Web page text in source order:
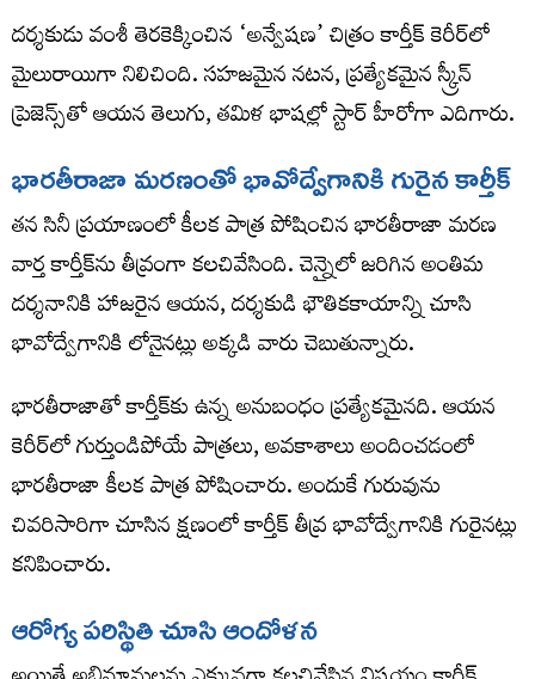
దర్శకుడు వంశీ తెరకెక్కించిన ‘అన్వేషణ’ చిత్రం కార్తీక్ కెరీర్‌లో
మైలురాయిగా నిలిచింది. సహజమైన నటన, ప్రత్యేకమైన స్క్రీన్
ప్రెజెన్స్‌తో ఆయన తెలుగు, తమిళ భాషల్లో స్టార్ హీరోగా ఎదిగారు.
భారతీరాజా మరణంతో భావోద్వేగానికి గురైన కార్తీక్
తన సినీ ప్రయాణంలో కీలక పాత్ర పోషించిన భారతీరాజా మరణ
వార్త కార్తీక్‌ను తీవ్రంగా కలచివేసింది. చెన్నైలో జరిగిన అంతిమ
దర్శనానికి హాజరైన ఆయన, దర్శకుడి భౌతికకాయాన్ని చూసి
భావోద్వేగానికి లోనైనట్లు అక్కడి వారు చెబుతున్నారు.
భారతీరాజాతో కార్తీక్‌కు ఉన్న అనుబంధం ప్రత్యేకమైనది. ఆయన
కెరీర్‌లో గుర్తుండిపోయే పాత్రలు, అవకాశాలు అందించడంలో
భారతీరాజా కీలక పాత్ర పోషించారు. అందుకే గురువును
చివరిసారిగా చూసిన క్షణంలో కార్తీక్ తీవ్ర భావోద్వేగానికి గురైనట్లు
కనిపించారు.
ఆరోగ్య పరిస్థితి చూసి ఆందోళన